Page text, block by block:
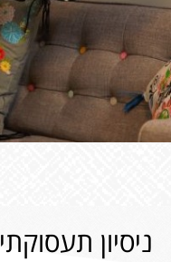
ניסיון תעסוקתי